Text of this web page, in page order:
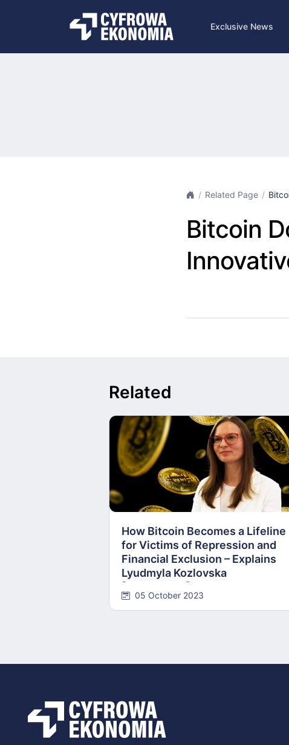
Exclusive News
Related Page
Bitcoin
Related
How Bitcoin Becomes a Lifeline
for Victims of Repression and
Financial Exclusion – Explains
Lyudmyla Kozlovska
05 October 2023